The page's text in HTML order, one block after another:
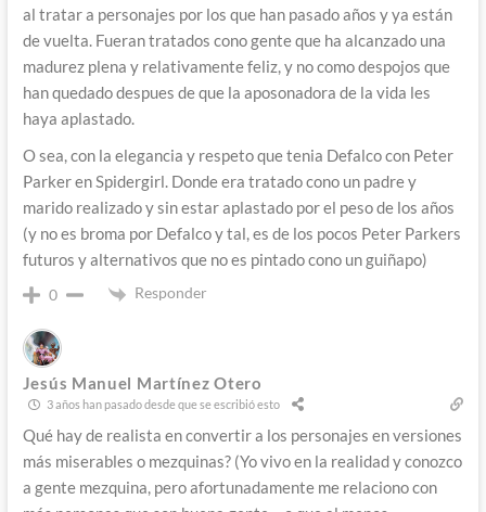
al tratar a personajes por los que han pasado años y ya están
de vuelta. Fueran tratados cono gente que ha alcanzado una
madurez plena y relativamente feliz, y no como despojos que
han quedado despues de que la aposonadora de la vida les
haya aplastado.
O sea, con la elegancia y respeto que tenia Defalco con Peter
Parker en Spidergirl. Donde era tratado cono un padre y
marido realizado y sin estar aplastado por el peso de los años
(y no es broma por Defalco y tal, es de los pocos Peter Parkers
futuros y alternativos que no es pintado cono un guiñapo)
0 Responder
Jesús Manuel Martínez Otero
3 años han pasado desde que se escribió esto
Qué hay de realista en convertir a los personajes en versiones
más miserables o mezquinas? (Yo vivo en la realidad y conozco
a gente mezquina, pero afortunadamente me relaciono con